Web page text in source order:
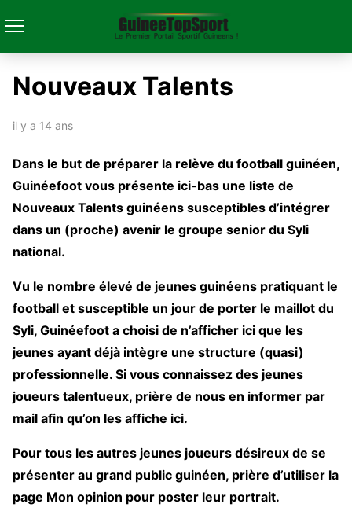
Nouveaux Talents
il y a 14 ans
Dans le but de préparer la relève du football guinéen,
Guinéefoot vous présente ici-bas une liste de
Nouveaux Talents guinéens susceptibles d’intégrer
dans un (proche) avenir le groupe senior du Syli
national.
Vu le nombre élevé de jeunes guinéens pratiquant le
football et susceptible un jour de porter le maillot du
Syli, Guinéefoot a choisi de n’afficher ici que les
jeunes ayant déjà intègre une structure (quasi)
professionnelle. Si vous connaissez des jeunes
joueurs talentueux, prière de nous en informer par
mail afin qu’on les affiche ici.
Pour tous les autres jeunes joueurs désireux de se
présenter au grand public guinéen, prière d’utiliser la
page Mon opinion pour poster leur portrait.